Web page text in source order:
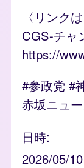
〈リンク
CGS-チャ
https://
#参政党 #
赤坂ニュ
日時
2026/05/